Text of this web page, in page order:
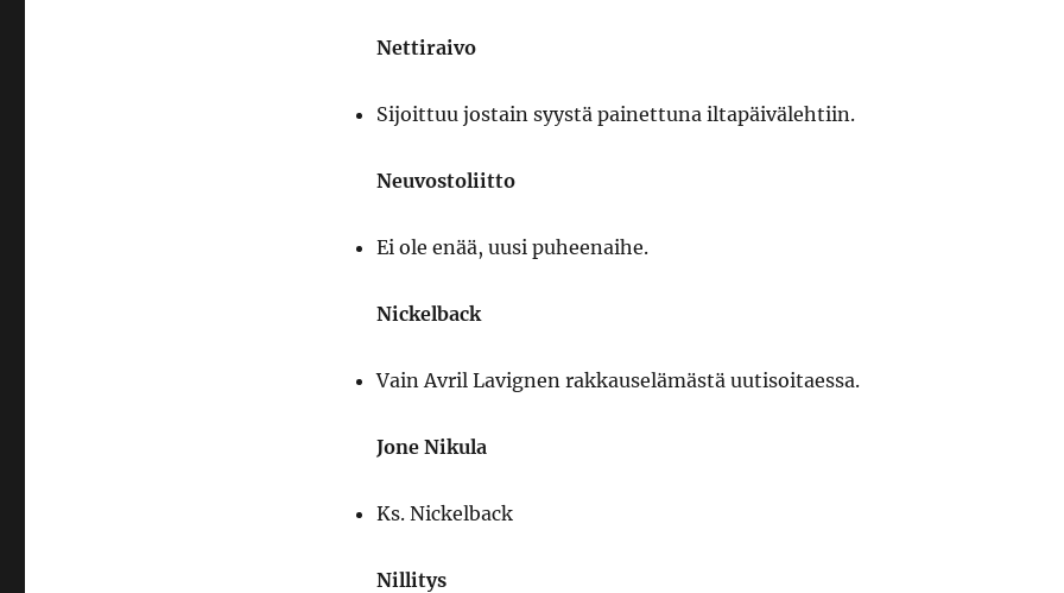
Nettiraivo
Sijoittuu jostain syystä painettuna iltapäivälehtiin.
Neuvostoliitto
Ei ole enää, uusi puheenaihe.
Nickelback
Vain Avril Lavignen rakkauselämästä uutisoitaessa.
Jone Nikula
Ks. Nickelback
Nillitys